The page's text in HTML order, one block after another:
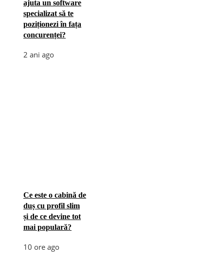
ajuta un software
specializat să te
poziționezi în fața
concurenței?
2 ani ago
Ce este o cabină de
duș cu profil slim
și de ce devine tot
mai populară?
10 ore ago